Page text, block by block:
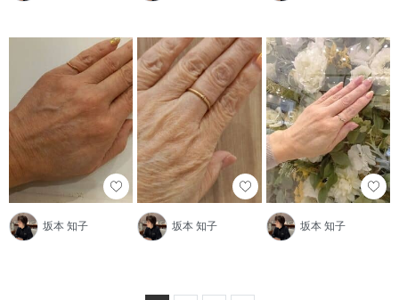
坂本 知子 坂本 知子 坂本 知子